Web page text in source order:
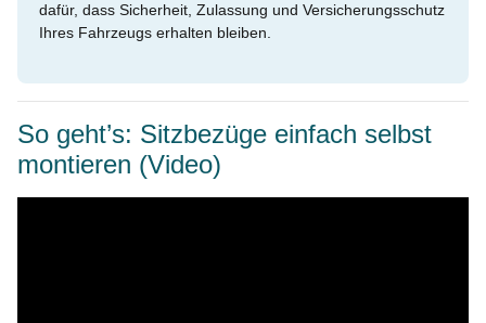
dafür, dass Sicherheit, Zulassung und Versicherungsschutz
Ihres Fahrzeugs erhalten bleiben.
So geht’s: Sitzbezüge einfach selbst
montieren (Video)